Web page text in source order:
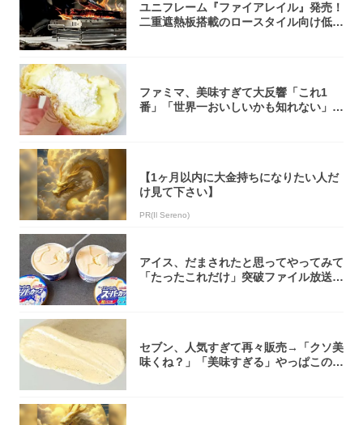
ユニフレーム『ファイアレイル』発売！
二重遮熱板搭載のロースタイル向け低型
ファミマ、美味すぎて大反響「これ1
番」「世界一おいしいかも知れない」
【1ヶ月以内に大金持ちになりたい人だ
け見て下さい】
PR(Il Sereno)
アイス、だまされたと思ってやってみて
「たったこれだけ」突破ファイル放送で
セブン、人気すぎて再々販売→「クソ美
味くね？」「美味すぎる」やっぱこのク